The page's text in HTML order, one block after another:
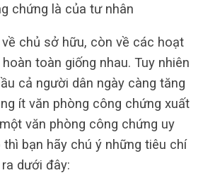
chứng là của tư nhân
chủ sở hữu, còn về các hoạt
toàn giống nhau. Tuy nhiên
cả người dân ngày càng tăng
ít văn phòng công chứng xuất
văn phòng công chứng uy
thì bạn hãy chú ý những tiêu chí
dưới đây: